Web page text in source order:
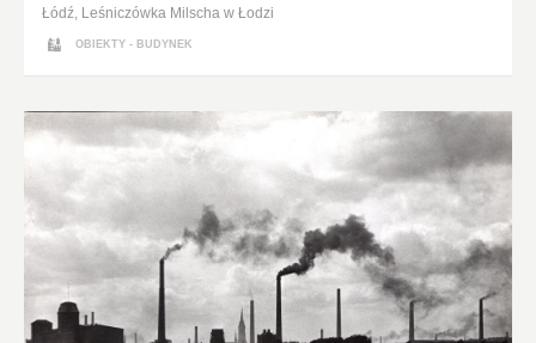
Łódź, Leśniczówka Milscha w Łodzi
OBIEKTY - BUDYNEK